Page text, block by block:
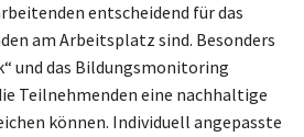
entscheidend für das
am Arbeitsplatz sind. Besonders
und das Bildungsmonitoring
Teilnehmenden eine nachhaltige
können. Individuell angepasste